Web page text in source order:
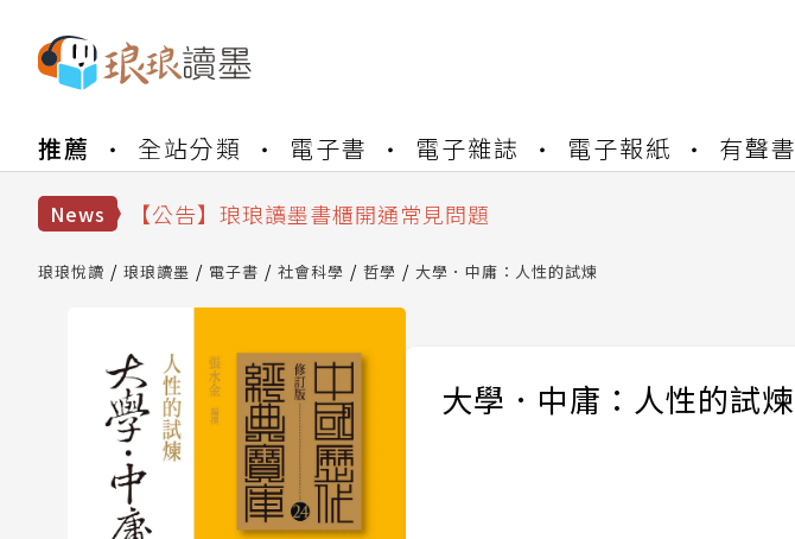
推薦 全站分類 電子書 電子雜誌 電子報紙 有聲書
News
【公告】琅琅讀墨數位閱讀資產合併與書櫃開通申請
【公告】琅琅讀墨 3 分鐘完成書櫃開通與資產合併申請圖文教學
【公告】琅琅讀墨數位閱讀資產合併與書櫃開通申請
琅琅悅讀 琅琅讀墨 電子書 社會科學 哲學 大學．中庸：人性的試煉
大學．中庸：人性的試煉